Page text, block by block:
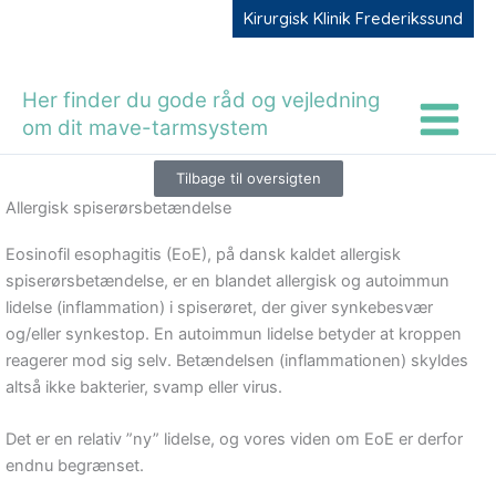
Kirurgisk Klinik Frederikssund
Her finder du gode råd og vejledning
om dit mave-tarmsystem
Tilbage til oversigten
Allergisk spiserørsbetændelse
Eosinofil esophagitis (EoE), på dansk kaldet allergisk
spiserørsbetændelse, er en blandet allergisk og autoimmun
lidelse (inflammation) i spiserøret, der giver synkebesvær
og/eller synkestop. En autoimmun lidelse betyder at kroppen
reagerer mod sig selv. Betændelsen (inflammationen) skyldes
altså ikke bakterier, svamp eller virus.
Det er en relativ ”ny” lidelse, og vores viden om EoE er derfor
endnu begrænset.